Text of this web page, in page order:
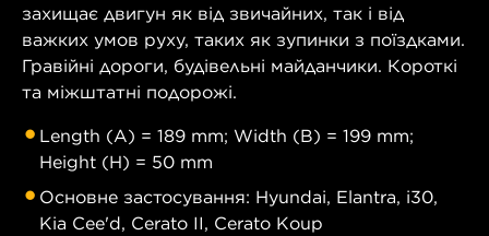
захищає двигун як від звичайних, так і від
важких умов руху, таких як зупинки з поїздками.
Гравійні дороги, будівельні майданчики. Короткі
та міжштатні подорожі.
Length (A) = 189 mm; Width (B) = 199 mm;
Height (H) = 50 mm
Основне застосування: Hyundai, Elantra, i30,
Kia Cee'd, Cerato II, Cerato Koup